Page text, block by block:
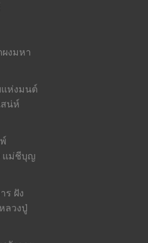
งมหา
ห่งมนต์
น่ห์
แม่ชีบุญ
ร ฝัง
ลวงปู่